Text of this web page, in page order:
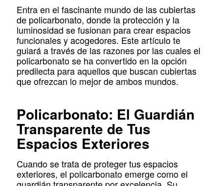
Entra en el fascinante mundo de las cubiertas
de policarbonato, donde la protección y la
luminosidad se fusionan para crear espacios
funcionales y acogedores. Este artículo te
guiará a través de las razones por las cuales el
policarbonato se ha convertido en la opción
predilecta para aquellos que buscan cubiertas
que ofrezcan lo mejor de ambos mundos.
Policarbonato: El Guardián
Transparente de Tus
Espacios Exteriores
Cuando se trata de proteger tus espacios
exteriores, el policarbonato emerge como el